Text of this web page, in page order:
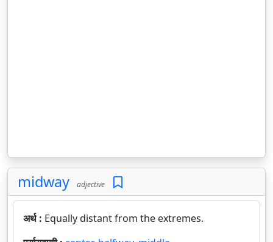
midway adjective
अर्थ : Equally distant from the extremes.